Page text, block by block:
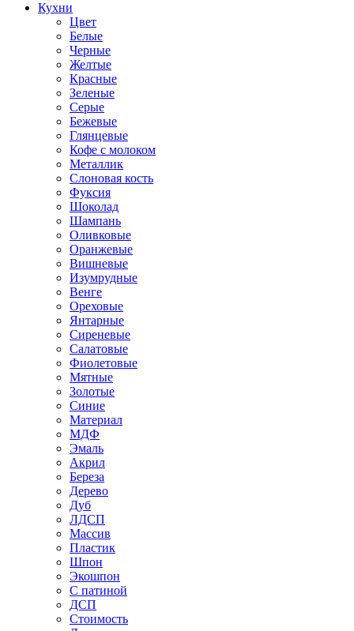
Кухни
Цвет
Белые
Черные
Желтые
Красные
Зеленые
Серые
Бежевые
Глянцевые
Кофе с молоком
Металлик
Слоновая кость
Фуксия
Шоколад
Шампань
Оливковые
Оранжевые
Вишневые
Изумрудные
Венге
Ореховые
Янтарные
Сиреневые
Салатовые
Фиолетовые
Мятные
Золотые
Синие
Материал
МДФ
Эмаль
Акрил
Береза
Дерево
Дуб
ЛДСП
Массив
Пластик
Шпон
Экошпон
С патиной
ДСП
Стоимость